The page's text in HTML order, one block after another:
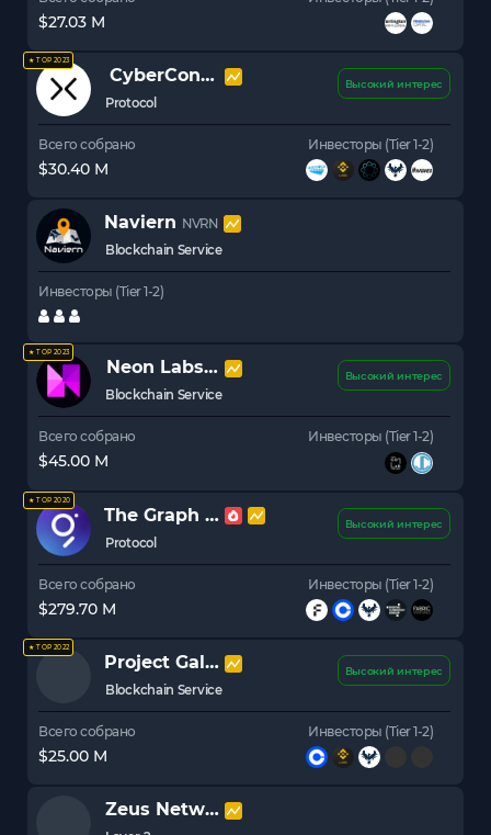
$27.03 M
★ TOP 2023
CyberConnect
Protocol
Высокий интерес
Всего собрано
$30.40 M
Инвесторы (Tier 1-2)
Naviern NVRN
Blockchain Service
Инвесторы (Tier 1-2)
★ TOP 2023
Neon LabsNEON
Blockchain Service
Высокий интерес
Всего собрано
$45.00 M
Инвесторы (Tier 1-2)
★ TOP 2020
The Graph GRT
Protocol
Высокий интерес
Всего собрано
$279.70 M
Инвесторы (Tier 1-2)
★ TOP 2022
Project Galaxy (Galxe)
GAL
Blockchain Service
Высокий интерес
Всего собрано
$25.00 M
Инвесторы (Tier 1-2)
Zeus Network